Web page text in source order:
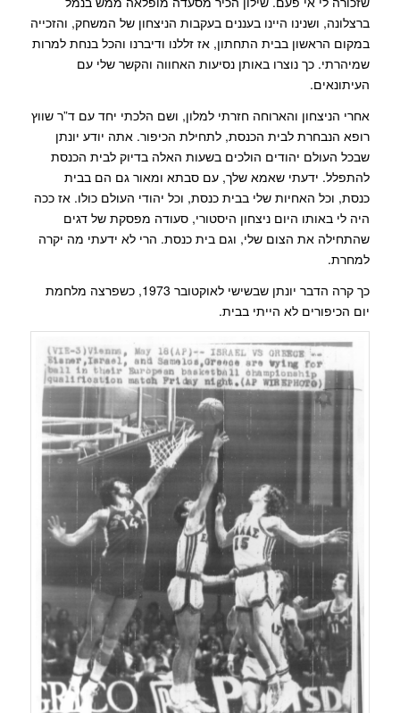
ברצלונה, ושנינו היינו בעננים בעקבות הניצחון של המשחק, והזכייה
במקום הראשון בבית התחתון, אז זללנו ודיברנו והכל בנחת למרות
שמיהרתי. כך נוצרו באותן נסיעות האחווה והקשר שלי עם
העיתונאים.
אחרי הניצחון והארוחה חזרתי למלון, ושם הלכתי יחד עם ד”ר שווץ
רופא הנבחרת לבית הכנסת, לתחילת הכיפור. אתה יודע יונתן
שבכל העולם יהודים הולכים בשעות האלה בדיוק לבית הכנסת
להתפלל. ידעתי שאמא שלך, עם סבתא ומאור גם הם בבית
כנסת, וכל האחיות שלי בבית כנסת, וכל יהודי העולם כולו. אז ככה
היה לי באותו היום ניצחון היסטורי, סעודה מפסקת של דגים
שהתחילה את הצום שלי, וגם בית כנסת. הרי לא ידעתי מה יקרה
למחרת.
כך קרה הדבר יונתן שבשישי לאוקטובר 1973, כשפרצה מלחמת
יום הכיפורים לא הייתי בבית.